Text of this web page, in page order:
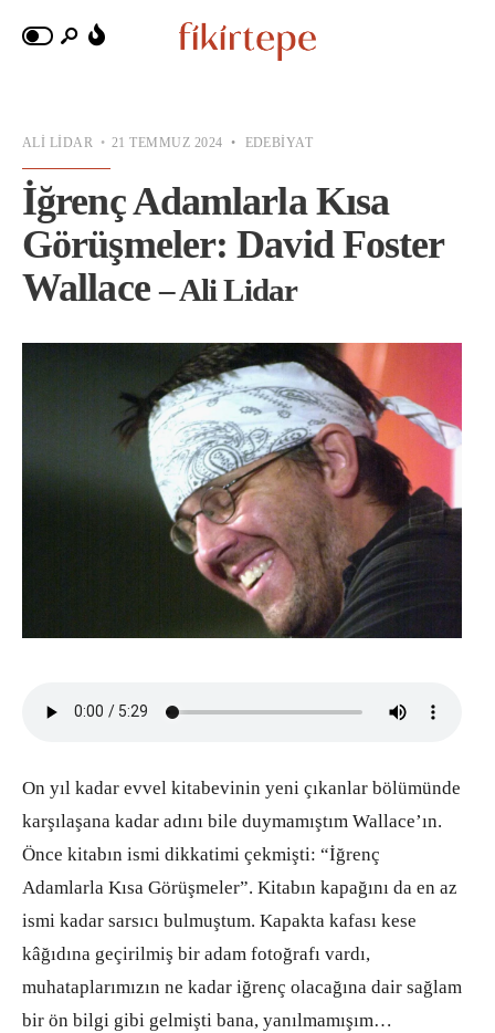
ALI LIDAR • 21 TEMMUZ 2024 • EDEBIYAT
İğrenç Adamlarla Kısa
Görüşmeler: David Foster
Wallace– Ali Lidar
On yıl kadar evvel kitabevinin yeni çıkanlar bölümünde
karşılaşana kadar adını bile duymamıştım Wallace’ın.
Önce kitabın ismi dikkatimi çekmişti: “İğrenç
Adamlarla Kısa Görüşmeler”. Kitabın kapağını da en az
ismi kadar sarsıcı bulmuştum. Kapakta kafası kese
kâğıdına geçirilmiş bir adam fotoğrafı vardı,
muhataplarımızın ne kadar iğrenç olacağına dair sağlam
bir ön bilgi gibi gelmişti bana, yanılmamışım…